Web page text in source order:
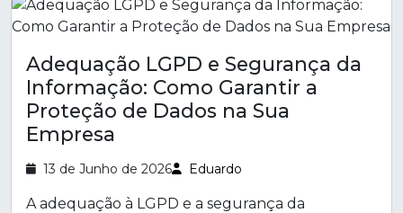
Adequação LGPD e Segurança da
Informação: Como Garantir a
Proteção de Dados na Sua
Empresa
13 de Junho de 2026 Eduardo
A adequação à LGPD e a segurança da